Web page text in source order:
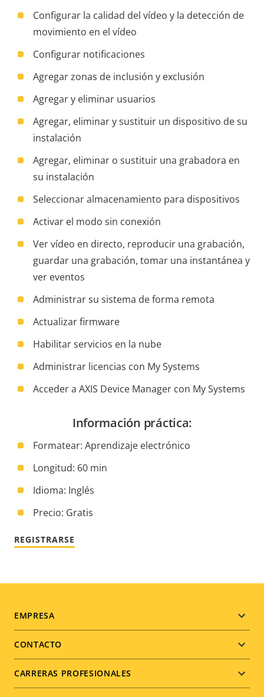
Configurar la calidad del vídeo y la detección de
movimiento en el vídeo
Configurar notificaciones
Agregar zonas de inclusión y exclusión
Agregar y eliminar usuarios
Agregar, eliminar y sustituir un dispositivo de su
instalación
Agregar, eliminar o sustituir una grabadora en
su instalación
Seleccionar almacenamiento para dispositivos
Activar el modo sin conexión
Ver vídeo en directo, reproducir una grabación,
guardar una grabación, tomar una instantánea y
ver eventos
Administrar su sistema de forma remota
Actualizar firmware
Habilitar servicios en la nube
Administrar licencias con My Systems
Acceder a AXIS Device Manager con My Systems
Información práctica:
Formatear: Aprendizaje electrónico
Longitud: 60 min
Idioma: Inglés
Precio: Gratis
REGISTRARSE
Footer
menu
EMPRESA
CONTACTO
CARRERAS PROFESIONALES